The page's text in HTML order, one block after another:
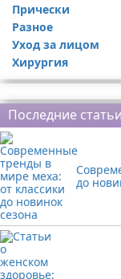
Прически
Разное
Уход за лицом
Хирургия
Последние статьи
до